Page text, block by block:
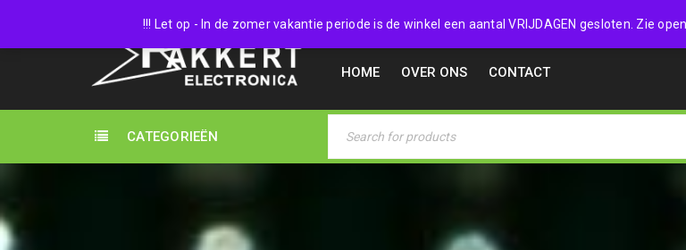
!!! Let op - In de zomer vakantie periode is de winkel een aantal VRIJDAGEN gesloten. Zie
038 4532357
HOME OVER ONS CONTACT
CATEGORIEËN